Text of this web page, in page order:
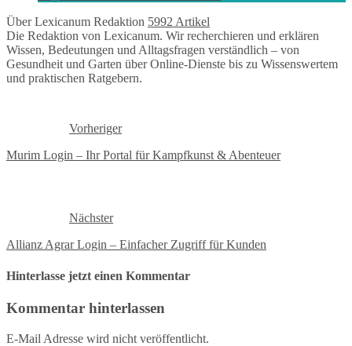
Über Lexicanum Redaktion 5992 Artikel
Die Redaktion von Lexicanum. Wir recherchieren und erklären
Wissen, Bedeutungen und Alltagsfragen verständlich – von
Gesundheit und Garten über Online-Dienste bis zu Wissenswertem
und praktischen Ratgebern.
Vorheriger
Murim Login – Ihr Portal für Kampfkunst & Abenteuer
Nächster
Allianz Agrar Login – Einfacher Zugriff für Kunden
Hinterlasse jetzt einen Kommentar
Kommentar hinterlassen
E-Mail Adresse wird nicht veröffentlicht.